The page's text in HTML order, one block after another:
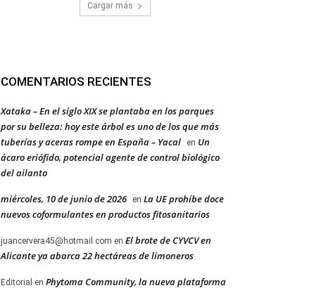
Cargar más
COMENTARIOS RECIENTES
Xataka – En el siglo XIX se plantaba en los parques
por su belleza: hoy este árbol es uno de los que más
tuberías y aceras rompe en España – Yacal
en Un
ácaro eriófido, potencial agente de control biológico
del ailanto
miércoles, 10 de junio de 2026 en La UE prohíbe doce
nuevos coformulantes en productos fitosanitarios
juancervera45@hotmail.com en El brote de CYVCV en
Alicante ya abarca 22 hectáreas de limoneros
Editorial en Phytoma Community, la nueva plataforma